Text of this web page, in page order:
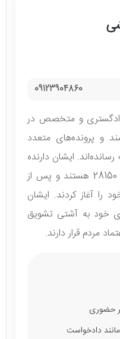
09123904860
و متخصص در
و پرونده‌های متعدد
ایشان دارنده
پروانه وکالت پایه یک به شماره 28150 هستند و پس از
آغاز کردند. ایشان
خود به آشتی تشویق
مردم قرار دارند.
حضوری
دادخواست